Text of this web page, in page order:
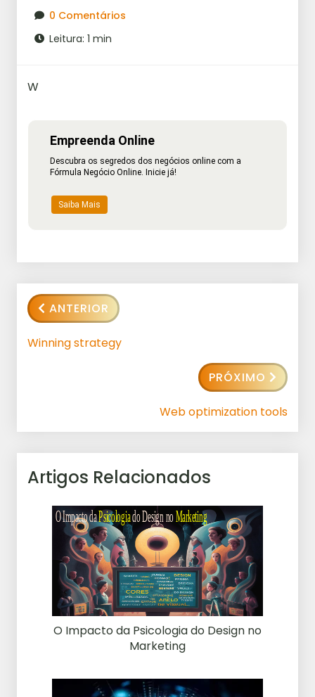
0 Comentários
Leitura: 1 min
W
Empreenda Online
Descubra os segredos dos negócios online com a
Fórmula Negócio Online. Inicie já!
Saiba Mais
ANTERIOR
Winning strategy
PRÓXIMO
Web optimization tools
Artigos Relacionados
O Impacto da Psicologia do Design no
Marketing